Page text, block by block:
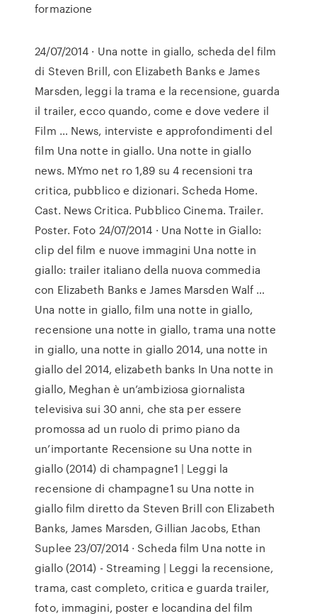
formazione
24/07/2014 · Una notte in giallo, scheda del film
di Steven Brill, con Elizabeth Banks e James
Marsden, leggi la trama e la recensione, guarda
il trailer, ecco quando, come e dove vedere il
Film … News, interviste e approfondimenti del
film Una notte in giallo. Una notte in giallo
news. MYmo net ro 1,89 su 4 recensioni tra
critica, pubblico e dizionari. Scheda Home.
Cast. News Critica. Pubblico Cinema. Trailer.
Poster. Foto 24/07/2014 · Una Notte in Giallo:
clip del film e nuove immagini Una notte in
giallo: trailer italiano della nuova commedia
con Elizabeth Banks e James Marsden Walf …
Una notte in giallo, film una notte in giallo,
recensione una notte in giallo, trama una notte
in giallo, una notte in giallo 2014, una notte in
giallo del 2014, elizabeth banks In Una notte in
giallo, Meghan è un’ambiziosa giornalista
televisiva sui 30 anni, che sta per essere
promossa ad un ruolo di primo piano da
un’importante Recensione su Una notte in
giallo (2014) di champagne1 | Leggi la
recensione di champagne1 su Una notte in
giallo film diretto da Steven Brill con Elizabeth
Banks, James Marsden, Gillian Jacobs, Ethan
Suplee 23/07/2014 · Scheda film Una notte in
giallo (2014) - Streaming | Leggi la recensione,
trama, cast completo, critica e guarda trailer,
foto, immagini, poster e locandina del film